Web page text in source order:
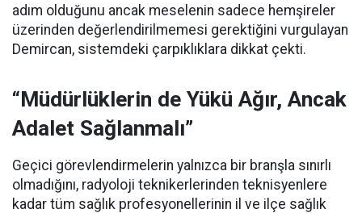
adım olduğunu ancak meselenin sadece hemşireler
üzerinden değerlendirilmemesi gerektiğini vurgulayan
Demircan, sistemdeki çarpıklıklara dikkat çekti.
“Müdürlüklerin de Yükü Ağır, Ancak
Adalet Sağlanmalı”
Geçici görevlendirmelerin yalnızca bir branşla sınırlı
olmadığını, radyoloji teknikerlerinden teknisyenlere
kadar tüm sağlık profesyonellerinin il ve ilçe sağlık